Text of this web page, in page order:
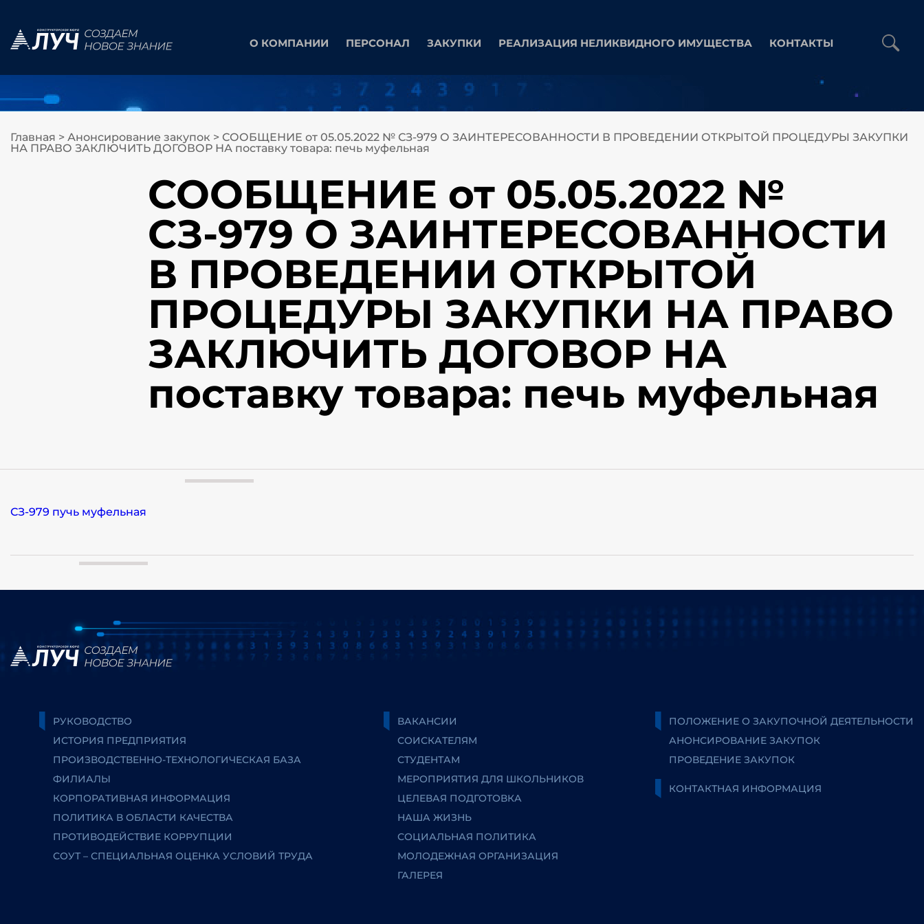
О КОМПАНИИ ПЕРСОНАЛ ЗАКУПКИ РЕАЛИЗАЦИЯ НЕЛИКВИДНОГО ИМУЩЕСТВА КОНТАКТЫ
Главная > Анонсирование закупок > СООБЩЕНИЕ от 05.05.2022 № СЗ-979 О ЗАИНТЕРЕСОВАННОСТИ В ПРОВЕДЕНИИ ОТКРЫТОЙ ПРОЦЕДУРЫ ЗАКУПКИ
НА ПРАВО ЗАКЛЮЧИТЬ ДОГОВОР НА поставку товара: печь муфельная
СООБЩЕНИЕ от 05.05.2022 №
СЗ-979 О ЗАИНТЕРЕСОВАННОСТИ
В ПРОВЕДЕНИИ ОТКРЫТОЙ
ПРОЦЕДУРЫ ЗАКУПКИ НА ПРАВО
ЗАКЛЮЧИТЬ ДОГОВОР НА
поставку товара: печь муфельная
СЗ-979 пучь муфельная
РУКОВОДСТВО
ИСТОРИЯ ПРЕДПРИЯТИЯ
ПРОИЗВОДСТВЕННО-ТЕХНОЛОГИЧЕСКАЯ БАЗА
ФИЛИАЛЫ
КОРПОРАТИВНАЯ ИНФОРМАЦИЯ
ПОЛИТИКА В ОБЛАСТИ КАЧЕСТВА
ПРОТИВОДЕЙСТВИЕ КОРРУПЦИИ
СОУТ – СПЕЦИАЛЬНАЯ ОЦЕНКА УСЛОВИЙ ТРУДА
ВАКАНСИИ
СОИСКАТЕЛЯМ
СТУДЕНТАМ
МЕРОПРИЯТИЯ ДЛЯ ШКОЛЬНИКОВ
ЦЕЛЕВАЯ ПОДГОТОВКА
НАША ЖИЗНЬ
СОЦИАЛЬНАЯ ПОЛИТИКА
МОЛОДЕЖНАЯ ОРГАНИЗАЦИЯ
ГАЛЕРЕЯ
ПОЛОЖЕНИЕ О ЗАКУПОЧНОЙ ДЕЯТЕЛЬНОСТИ
АНОНСИРОВАНИЕ ЗАКУПОК
ПРОВЕДЕНИЕ ЗАКУПОК
КОНТАКТНАЯ ИНФОРМАЦИЯ